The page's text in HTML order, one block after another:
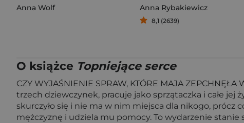
Anna Wolf Anna Rybakiewicz
8,1 (2639)
O książce Topniejące serce
CZY WYJAŚNIENIE SPRAW, KTÓRE MAJA
trzech dziewczynek, pracuje jako sprzątaczka i całe jej
skurczyło się i nie ma w nim miejsca dla nikogo,
mężczyznę i udziela mu pomocy. To wydarzenie stanie